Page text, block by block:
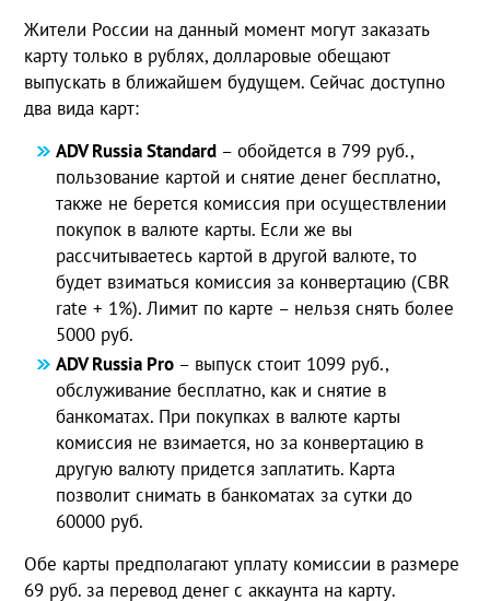
Жители России на данный момент могут заказать
карту только в рублях, долларовые обещают
выпускать в ближайшем будущем. Сейчас доступно
два вида карт:
ADV Russia Standard – обойдется в 799 руб.,
пользование картой и снятие денег бесплатно,
также не берется комиссия при осуществлении
покупок в валюте карты. Если же вы
рассчитываетесь картой в другой валюте, то
будет взиматься комиссия за конвертацию (CBR
rate + 1%). Лимит по карте – нельзя снять более
5000 руб.
ADV Russia Pro – выпуск стоит 1099 руб.,
обслуживание бесплатно, как и снятие в
банкоматах. При покупках в валюте карты
комиссия не взимается, но за конвертацию в
другую валюту придется заплатить. Карта
позволит снимать в банкоматах за сутки до
60000 руб.
Обе карты предполагают уплату комиссии в размере
69 руб. за перевод денег с аккаунта на карту.